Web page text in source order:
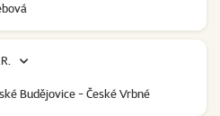
Budějovice - České Vrbné